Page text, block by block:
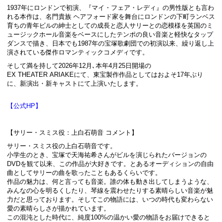
1937年にロンドンで初演、『マイ・フェア・レディ』の男性版とも言わ
れる本作は、名門貴族 ヘアフォード家を舞台にロンドンの下町ランベス
育ちの青年ビルの紳士としての成長と恋人サリーとの恋模様を英国のミ
ュージックホール音楽をベースにしたテンポの良い音楽と軽快なタップ
ダンスで描き、日本でも1987年の宝塚歌劇団での初演以来、繰り返し上
演されている傑作ロマンティックコメディです。
そして満を持して2026年12月､本年4月25日開場の
EX THEATER ARIAKEにて、東宝製作作品としてはおよそ17年ぶり
に、新演出・新キャストにて上演いたします。
【公式HP】
【サリー・スミス役：上白石萌音 コメント】
サリー・スミス役の上白石萌音です。
小学生のとき、宝塚で天海祐希さんがビルを演じられたバージョンの
DVDを観て以来、この作品が大好きです。とあるオーディションの自由
曲としてサリーの曲を歌ったこともあるくらいです。
作品の魅力は、何と言っても音楽。誰の体も動き出してしまうような、
みんなの心を明るくしたり、琴線を震わせたりする素晴らしい音楽が魅
力だと思っております。そしてこの物語には、いつの時代も変わらない
愛の素晴らしさが描かれています。
この混沌とした時代に、純度100%の温かい愛の物語をお届けできると